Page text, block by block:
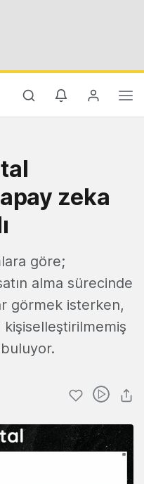
zeka
göre;
alma sürecinde
görmek isterken,
kişiselleştirilmemiş